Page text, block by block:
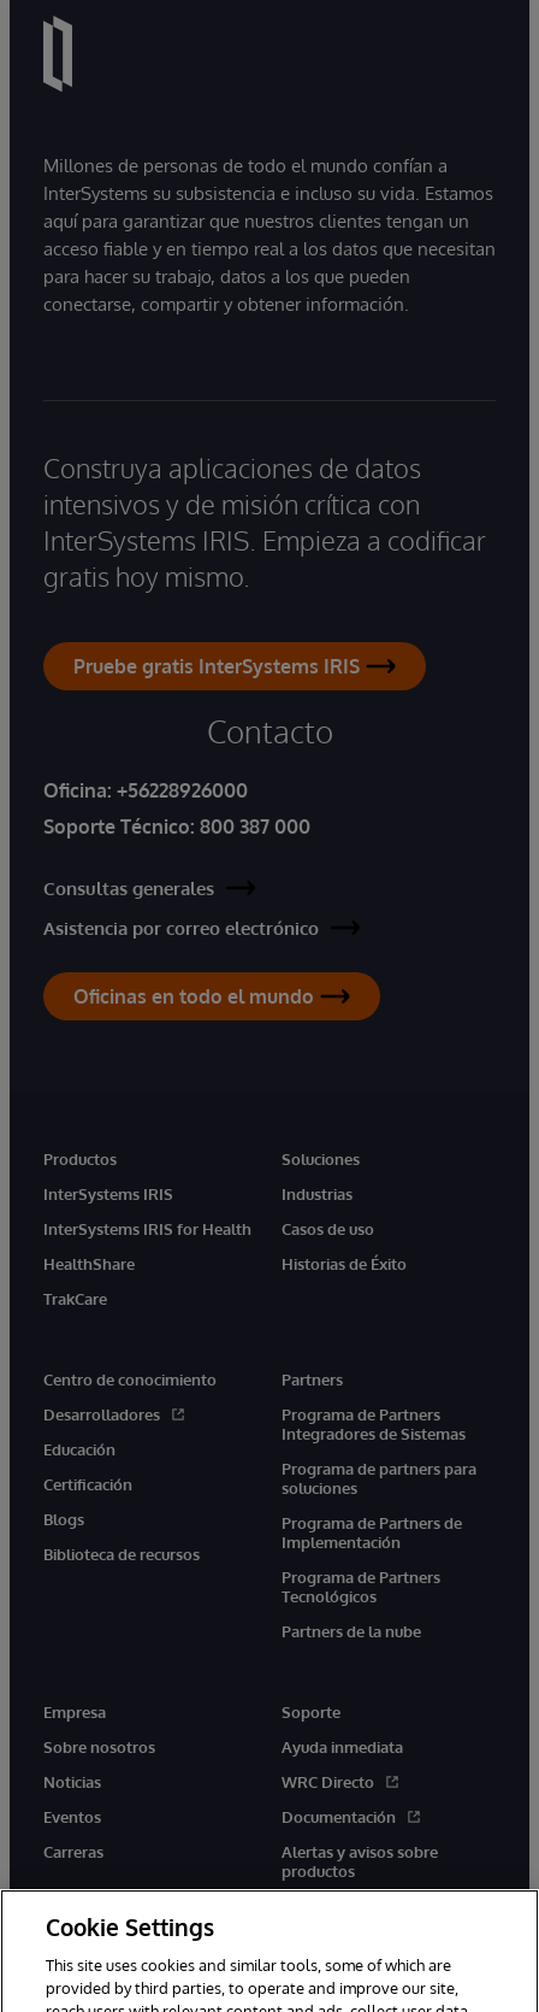
Millones de personas de todo el mundo confían a
InterSystems su subsistencia e incluso su vida. Estamos
aquí para garantizar que nuestros clientes tengan un
acceso fiable y en tiempo real a los datos que necesitan
para hacer su trabajo, datos a los que pueden
conectarse, compartir y obtener información.
Construya aplicaciones de datos
intensivos y de misión crítica con
InterSystems IRIS. Empieza a codificar
gratis hoy mismo.
Pruebe gratis InterSystems IRIS
Contacto
Oficina: +56228926000
Soporte Técnico: 800 387 000
Consultas generales
Asistencia por correo electrónico
Oficinas en todo el mundo
Productos
InterSystems IRIS
InterSystems IRIS for Health
HealthShare
TrakCare
Soluciones
Industrias
Casos de uso
Historias de Éxito
Centro de conocimiento
Desarrolladores
Educación
Certificación
Blogs
Biblioteca de recursos
Partners
Programa de Partners
Integradores de Sistemas
Programa de partners para
soluciones
Programa de Partners de
Implementación
Programa de Partners
Tecnológicos
Partners de la nube
Empresa
Sobre nosotros
Noticias
Eventos
Carreras
Soporte
Ayuda inmediata
WRC Directo
Documentación
Alertas y avisos sobre
productos
twitter youtubefacebooklinkedin
Cookie Settings
This site uses cookies and similar tools, some of which are
provided by third parties, to operate and improve our site,